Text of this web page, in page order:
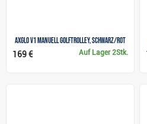
Axglo V1 Manuell Golftrolley, schwarz/rot
Auf Lager 2Stk.
169 €